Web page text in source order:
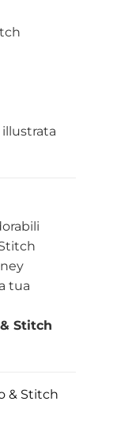
tua
Stitch
& Stitch